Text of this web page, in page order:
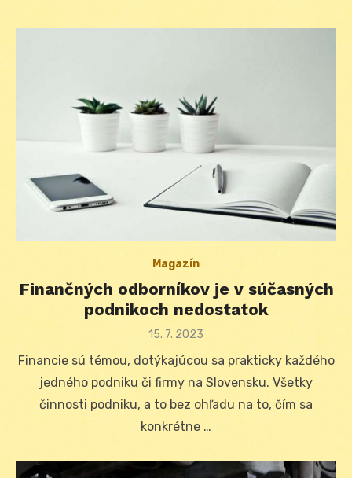
Magazín
Finančných odborníkov je v súčasných
podnikoch nedostatok
Posted
15. 7. 2023
Financie sú témou, dotýkajúcou sa prakticky každého
jedného podniku či firmy na Slovensku. Všetky
činnosti podniku, a to bez ohľadu na to, čím sa
konkrétne …